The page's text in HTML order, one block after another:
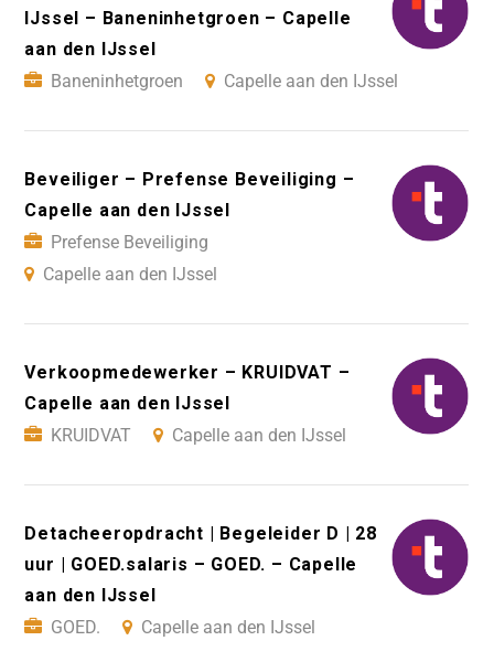
IJssel – Baneninhetgroen – Capelle
aan den IJssel
Baneninhetgroen
Capelle aan den IJssel
Beveiliger – Prefense Beveiliging –
Capelle aan den IJssel
Prefense Beveiliging
Capelle aan den IJssel
Verkoopmedewerker – KRUIDVAT –
Capelle aan den IJssel
KRUIDVAT
Capelle aan den IJssel
Detacheeropdracht | Begeleider D | 28
uur | GOED.salaris – GOED. – Capelle
aan den IJssel
GOED.
Capelle aan den IJssel